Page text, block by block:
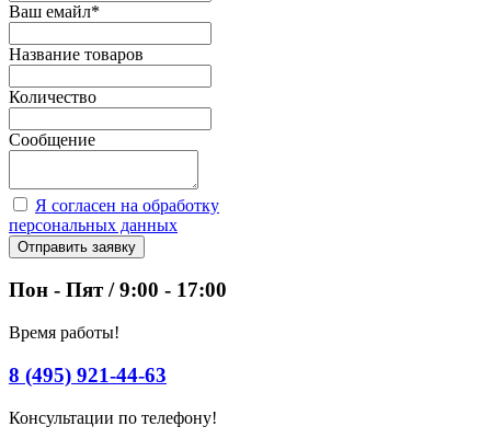
Ваш емайл*
Название товаров
Количество
Сообщение
Я согласен на обработку
персональных данных
Отправить заявку
Пон - Пят / 9:00 - 17:00
Время работы!
8 (495) 921-44-63
Консультации по телефону!